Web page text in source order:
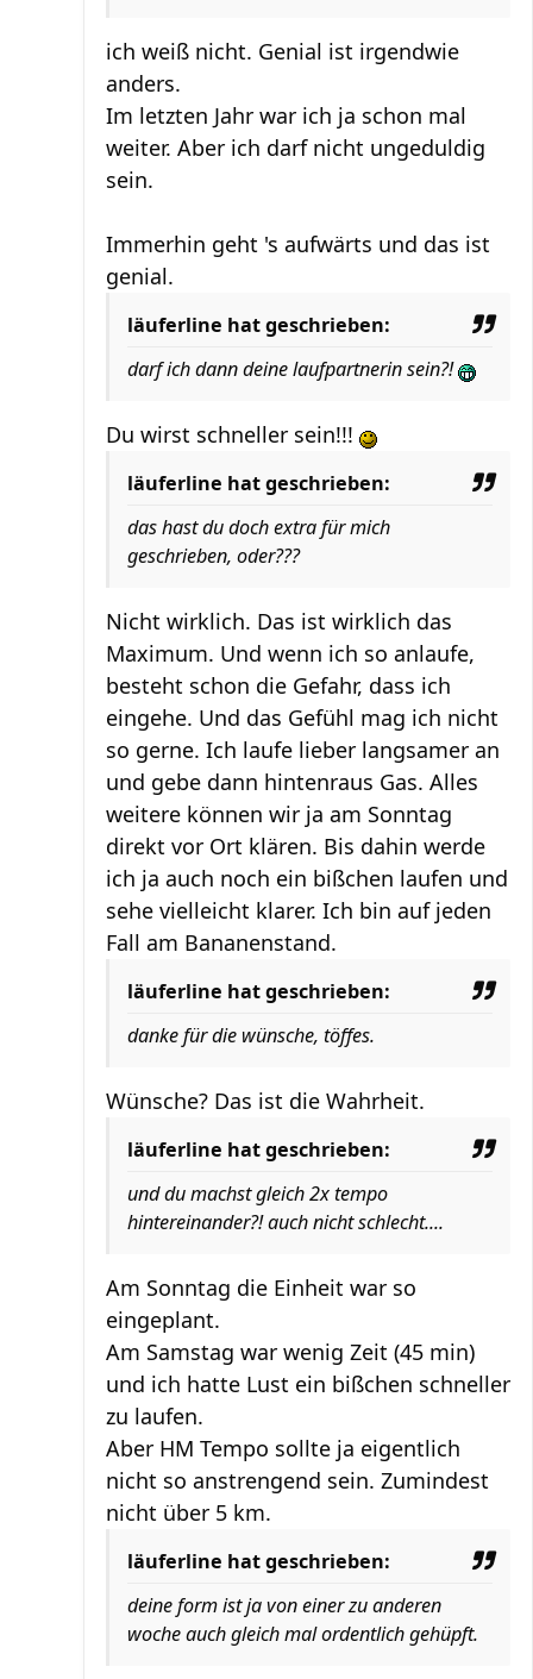
ich weiß nicht. Genial ist irgendwie
anders.
Im letzten Jahr war ich ja schon mal
weiter. Aber ich darf nicht ungeduldig
sein.
Immerhin geht 's aufwärts und das ist
genial.
läuferline hat geschrieben:
darf ich dann deine laufpartnerin sein?!
Du wirst schneller sein!!!
läuferline hat geschrieben:
das hast du doch extra für mich
geschrieben, oder???
Nicht wirklich. Das ist wirklich das
Maximum. Und wenn ich so anlaufe,
besteht schon die Gefahr, dass ich
eingehe. Und das Gefühl mag ich nicht
so gerne. Ich laufe lieber langsamer an
und gebe dann hintenraus Gas. Alles
weitere können wir ja am Sonntag
direkt vor Ort klären. Bis dahin werde
ich ja auch noch ein bißchen laufen und
sehe vielleicht klarer. Ich bin auf jeden
Fall am Bananenstand.
läuferline hat geschrieben:
danke für die wünsche, töffes.
Wünsche? Das ist die Wahrheit.
läuferline hat geschrieben:
und du machst gleich 2x tempo
hintereinander?! auch nicht schlecht....
Am Sonntag die Einheit war so
eingeplant.
Am Samstag war wenig Zeit (45 min)
und ich hatte Lust ein bißchen schneller
zu laufen.
Aber HM Tempo sollte ja eigentlich
nicht so anstrengend sein. Zumindest
nicht über 5 km.
läuferline hat geschrieben:
deine form ist ja von einer zu anderen
woche auch gleich mal ordentlich gehüpft.